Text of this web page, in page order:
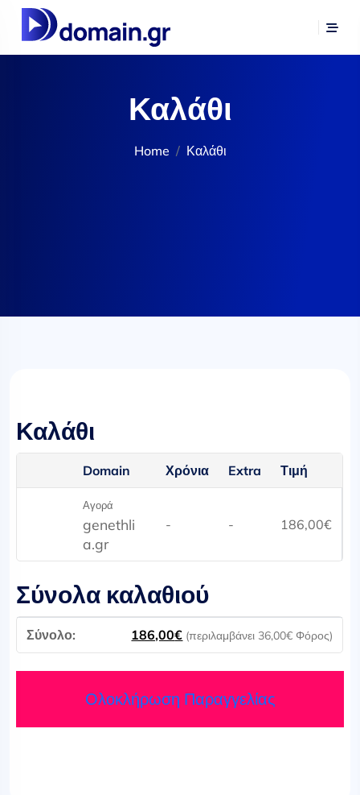
Καλάθι
Home Καλάθι
Καλάθι
Domain Χρόνια Extra Τιμή
Αγορά
genethli
a.gr
- - 186,00€
Σύνολα καλαθιού
186,00€ (περιλαμβάνει 36,00€ Φόρος)
Ολοκλήρωση Παραγγελίας